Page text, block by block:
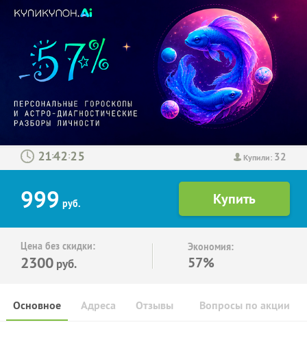
Купили: 32
: :
999 руб.
Цена без скидки:
2300 руб.
Экономия:
57%
Основное Отзывы Вопросы по акции
Адреса